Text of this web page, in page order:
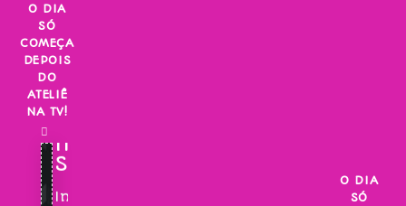
Skip
content
O DIA
SÓ
COMEÇA
DEPOIS
DO
ATELIÊ
NA TV!
INSCREVA-
SE!
Inscreva-
O DIA
SÓ